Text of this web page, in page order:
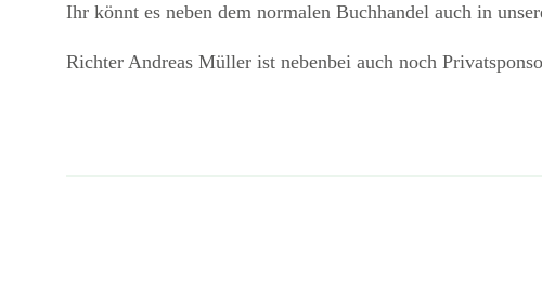
Ihr könnt es neben dem normalen Buchhandel auch in
Richter Andreas Müller ist nebenbei auch noch